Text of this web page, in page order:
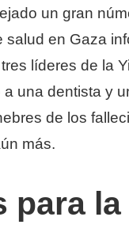
un gran
salud en Gaza
líderes de la
una dentista y
de los
más.
para